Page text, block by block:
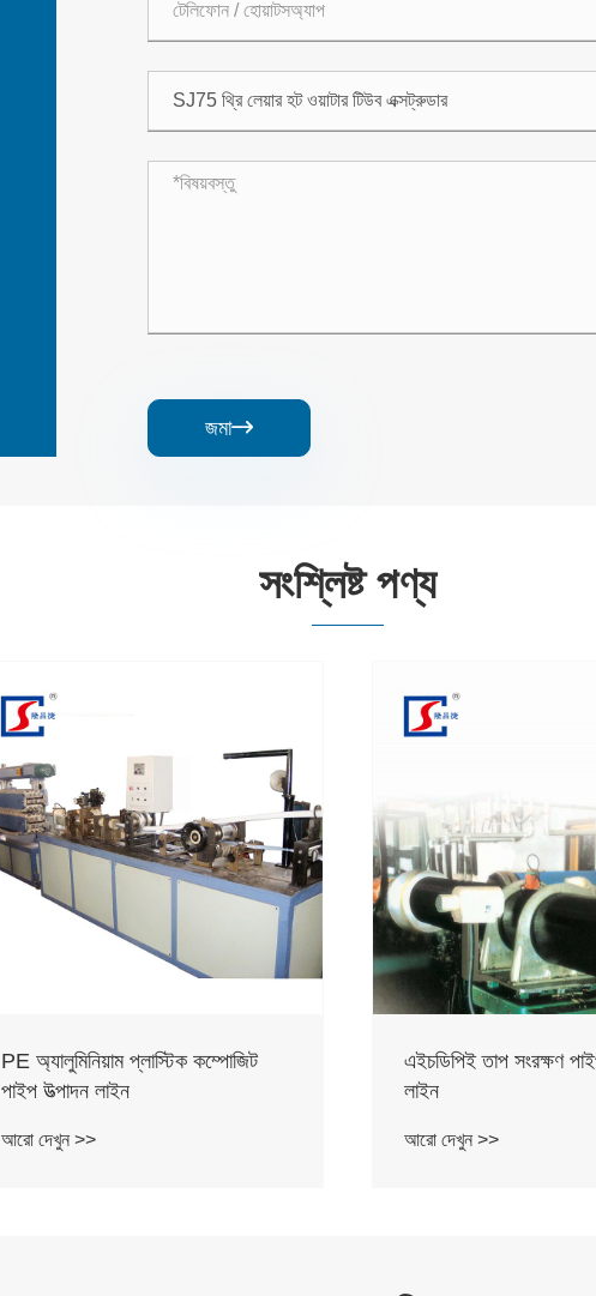
জমা
সংশ্লিষ্ট পণ্য
PE অ্যালুমিনিয়াম প্লাস্টিক কম্পোজিট
পাইপ উত্পাদন লাইন
আরো দেখুন >>
এইচডিপিই তাপ সংরক্ষণ
লাইন
আরো দেখুন >>